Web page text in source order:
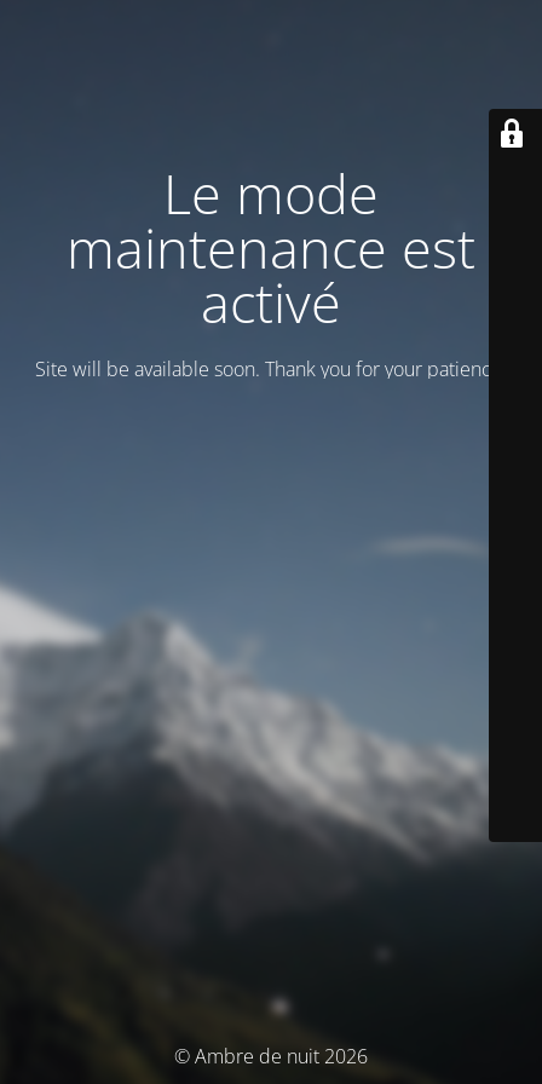
Le mode
maintenance est
activé
Site will be available soon. Thank you for your patience!
© Ambre de nuit 2026